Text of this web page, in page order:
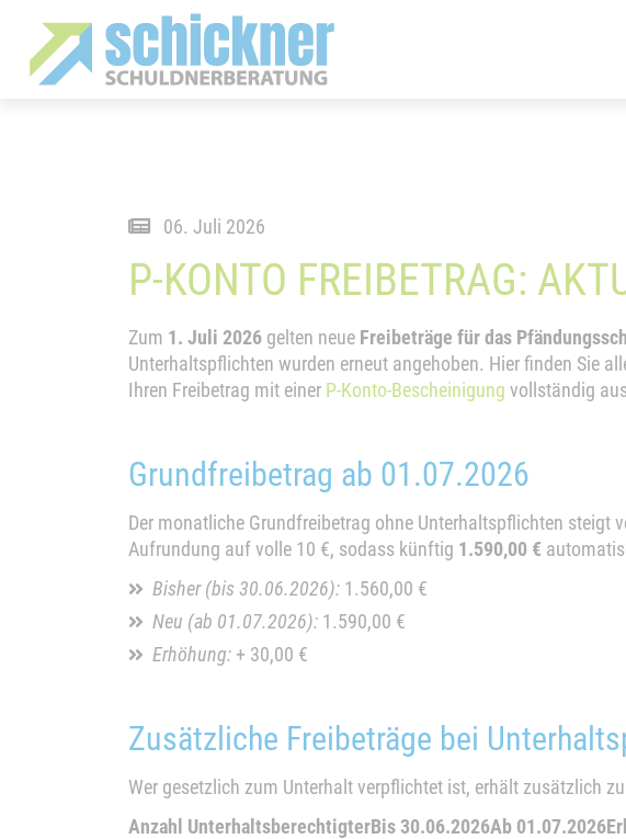
06. Juli 2026
P-KONTO FREIBETRAG:
Zum 1. Juli 2026 gelten neue Freibeträge für das
Unterhaltspflichten wurden erneut angehoben. Hier finden Sie
Ihren Freibetrag mit einer P-Konto-Bescheinigung vollständig
Grundfreibetrag ab 01.07.2026
Der monatliche Grundfreibetrag ohne Unterhaltspflichten steigt
Aufrundung auf volle 10 €, sodass künftig 1.590,00 €
Bisher (bis 30.06.2026):1.560,00 €
Neu (ab 01.07.2026):1.590,00 €
Erhöhung:+ 30,00 €
Zusätzliche Freibeträge bei
Wer gesetzlich zum Unterhalt verpflichtet ist, erhält zusätzlich
Anzahl UnterhaltsberechtigterBis 30.06.2026Ab 01.07.2026